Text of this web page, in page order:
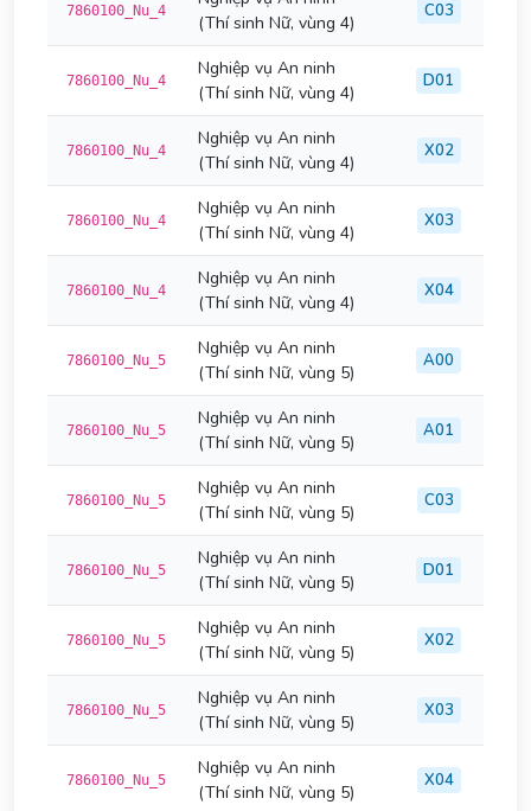
7860100_Nu_4
(Thí sinh Nữ, vùng 4)
C03
7860100_Nu_4
Nghiệp vụ An ninh
(Thí sinh Nữ, vùng 4)
D01
7860100_Nu_4
Nghiệp vụ An ninh
(Thí sinh Nữ, vùng 4)
X02
7860100_Nu_4
Nghiệp vụ An ninh
(Thí sinh Nữ, vùng 4)
X03
7860100_Nu_4
Nghiệp vụ An ninh
(Thí sinh Nữ, vùng 4)
X04
7860100_Nu_5
Nghiệp vụ An ninh
(Thí sinh Nữ, vùng 5)
A00
7860100_Nu_5
Nghiệp vụ An ninh
(Thí sinh Nữ, vùng 5)
A01
7860100_Nu_5
Nghiệp vụ An ninh
(Thí sinh Nữ, vùng 5)
C03
7860100_Nu_5
Nghiệp vụ An ninh
(Thí sinh Nữ, vùng 5)
D01
7860100_Nu_5
Nghiệp vụ An ninh
(Thí sinh Nữ, vùng 5)
X02
7860100_Nu_5
Nghiệp vụ An ninh
(Thí sinh Nữ, vùng 5)
X03
7860100_Nu_5
Nghiệp vụ An ninh
(Thí sinh Nữ, vùng 5)
X04